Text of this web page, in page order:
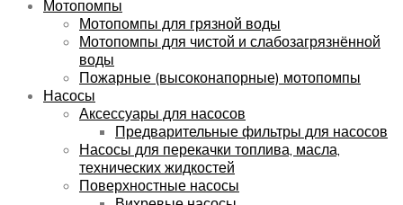
Мотопомпы
Мотопомпы для грязной воды
Мотопомпы для чистой и слабозагрязнённой
воды
Пожарные (высоконапорные) мотопомпы
Насосы
Аксессуары для насосов
Предварительные фильтры для насосов
Насосы для перекачки топлива, масла,
технических жидкостей
Поверхностные насосы